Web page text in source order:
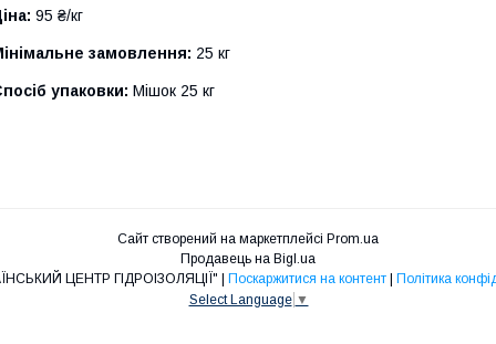
95 ₴/кг
замовлення: 25 кг
упаковки: Мішок 25 кг
Сайт створений на маркетплейсі Prom.ua
Продавець на Bigl.ua
Поскаржитися на контент
Політика
Select Language ▼